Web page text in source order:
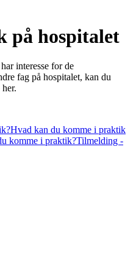
på hospitalet
interesse for de
fag på hospitalet, kan du
Hvad kan du komme i praktik
komme i praktik?Tilmelding -